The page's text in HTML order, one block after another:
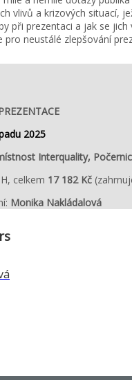
vlivů a krizových situací,
při prezentaci a jak se jich
pro neustálé zlepšování
2025
Interquality,
celkem 17 182 Kč
Monika Nakládalová